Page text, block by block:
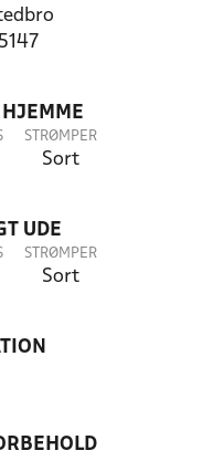
HJEMME
STRØMPER
Sort
UDE
STRØMPER
Sort